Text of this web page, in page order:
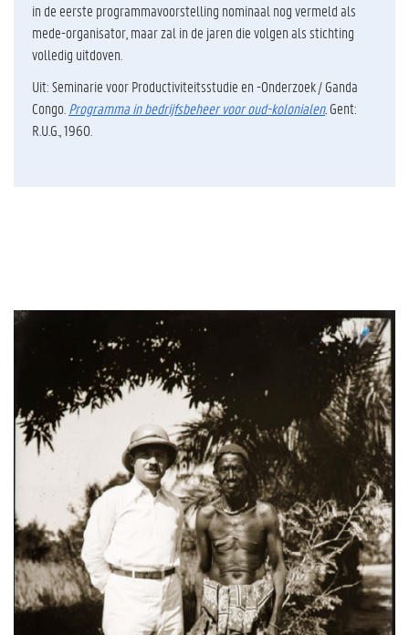
in de eerste programmavoorstelling nominaal nog vermeld als
mede-organisator, maar zal in de jaren die volgen als stichting
volledig uitdoven.
Uit: Seminarie voor Productiviteitsstudie en -Onderzoek / Ganda
Congo. Programma in bedrijfsbeheer voor oud-kolonialen. Gent:
R.U.G., 1960.